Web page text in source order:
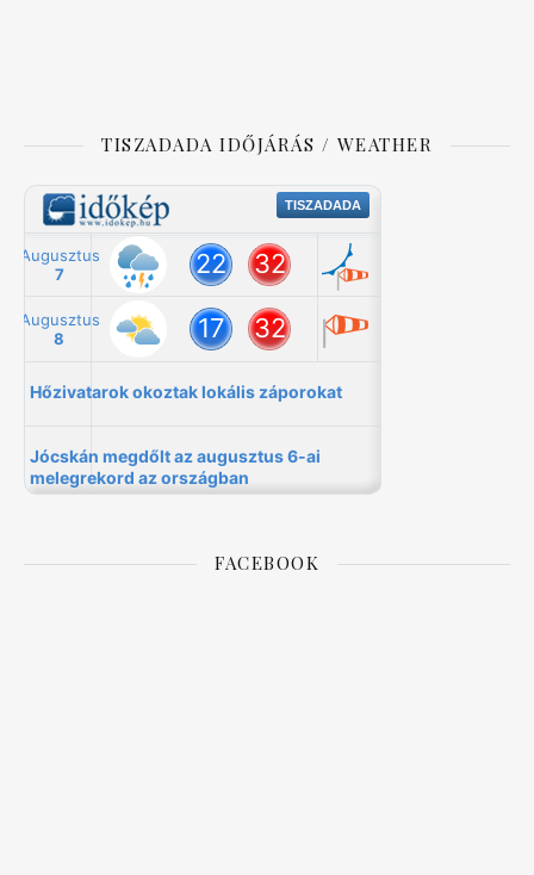
TISZADADA IDŐJÁRÁS / WEATHER
FACEBOOK